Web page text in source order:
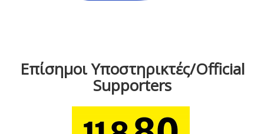
Επίσημοι Υποστηρικτές/Official
Supporters